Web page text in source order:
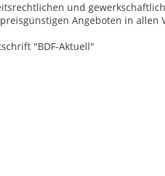
und
Angeboten in allen
"BDF-Aktuell"